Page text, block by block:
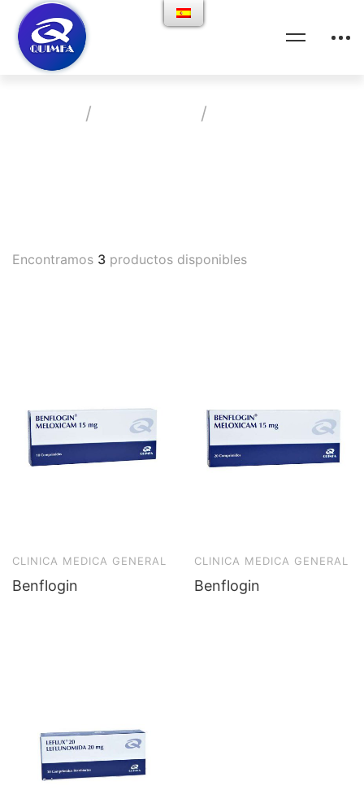
Encontramos 3 productos disponibles
CLINICA MEDICA GENERAL
Benflogin
CLINICA MEDICA GENERAL
Benflogin